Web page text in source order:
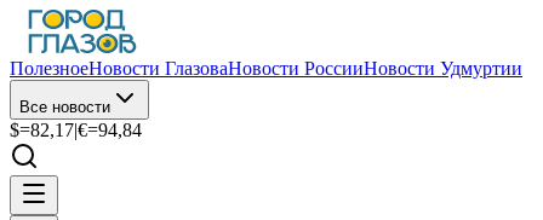
ПолезноеНовости ГлазоваНовости РоссииНовости Удмуртии
Все новости
$=82,17|€=94,84